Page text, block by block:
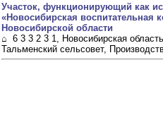
Участок, функционирующий как
«Новосибирская воспитательная
Новосибирской области
⌂ 6 3 3 2 3 1, Новосибирская
Тальменский сельсовет,